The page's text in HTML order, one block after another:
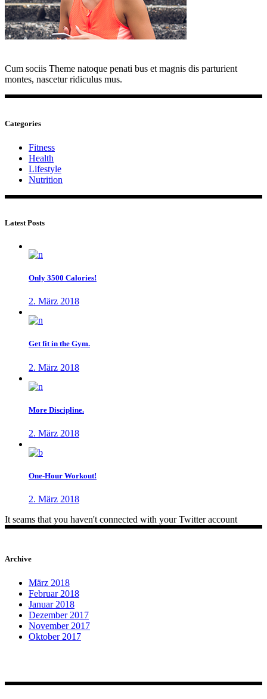
Cum sociis Theme natoque penati bus et magnis dis parturient
montes, nascetur ridiculus mus.
Categories
Fitness
Health
Lifestyle
Nutrition
Latest Posts
Only 3500 Calories!
2. März 2018
Get fit in the Gym.
2. März 2018
More Discipline.
2. März 2018
One-Hour Workout!
2. März 2018
It seams that you haven't connected with your Twitter account
Archive
März 2018
Februar 2018
Januar 2018
Dezember 2017
November 2017
Oktober 2017